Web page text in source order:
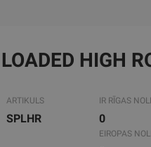
HIGH
ARTIKULS
SPLHR
IR RĪGAS
0
EIROPAS